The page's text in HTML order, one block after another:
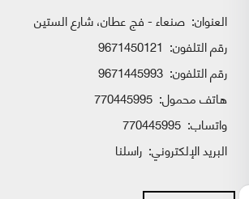
العنوان: صنعاء - فج عطان، شارع الستين
رقم التلفون: 9671450121
رقم التلفون: 9671445993
هاتف محمول: 770445995
واتساب:
البريد الإلكتروني: راسلنا